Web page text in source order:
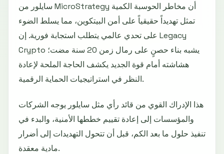
سايلور من MicroStrategy أن مخاطر الحوسبة الكمية
تمثل تهديداً حقيقياً على أمن البيتكوين، مما يسلط الضوء
على تحدي عالمي يتطلب استجابة فورية. إن Legacy
Crypto يشبه بناء حصنٍ على رمال زمن 20 سنة مضت؛
هشاشته أمام قوة الجديد يكشف الحاجة الملحة لإعادة
النظر في استراتيجيات الحماية الرقمية.
هذا الإدراك القوي من قائد رأي مثل سايلور يوجه الشركات
والمؤسسات إلى إعادة تقييم خططها الأمنية، والبدء في
تنفيذ حلول ما بعد الكم، قبل أن تتحول التهديدات إلى أضرار
مادية معقدة.